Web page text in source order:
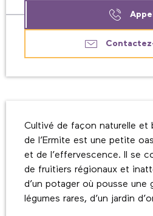
Cultivé de façon naturelle et
de l’Ermite est une petite
et de l’effervescence. Il se
de fruitiers régionaux et
d’un potager où pousse une
légumes rares, d’un jardin